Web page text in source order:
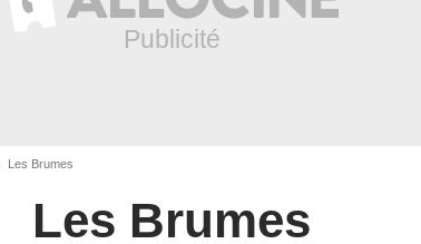
Les Brumes
Les Brumes